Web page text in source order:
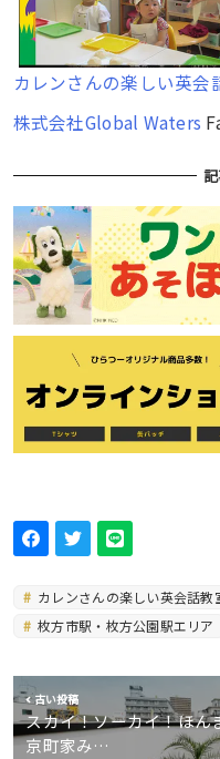
カレンさんの楽しい英会
株式会社Global Waters
カレンさんの楽しい英会話教
枚方市駅・枚方公園駅エリア
古い投稿
スカイ！ソーカイ！ほん
京町家み…